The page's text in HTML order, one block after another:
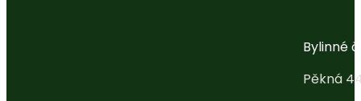
Bylinné
Pěkná